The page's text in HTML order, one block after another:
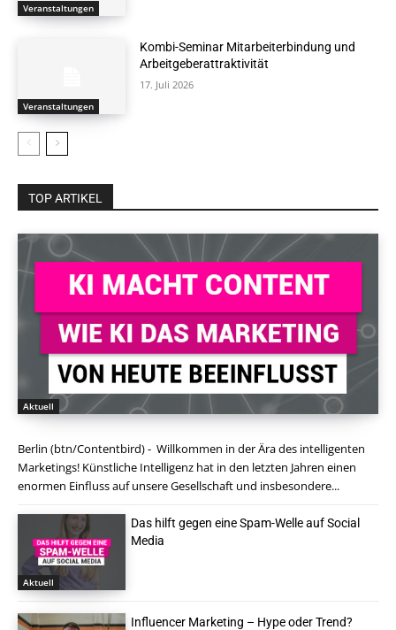
Veranstaltungen
Veranstaltungen
Kombi-Seminar Mitarbeiterbindung und
Arbeitgeberattraktivität
17. Juli 2026
TOP ARTIKEL
Aktuell
Berlin (btn/Contentbird) - Willkommen in der Ära des intelligenten
Marketings! Künstliche Intelligenz hat in den letzten Jahren einen
enormen Einfluss auf unsere Gesellschaft und insbesondere...
Aktuell
Das hilft gegen eine Spam-Welle auf Social
Media
Influencer Marketing – Hype oder Trend?